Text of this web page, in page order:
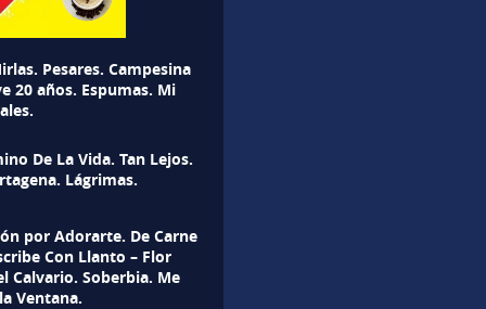
Pesares. Campesina
20 años. Espumas. Mi
De La Vida. Tan Lejos.
Lágrimas.
por Adorarte. De Carne
Con Llanto – Flor
Calvario. Soberbia. Me
Ventana.